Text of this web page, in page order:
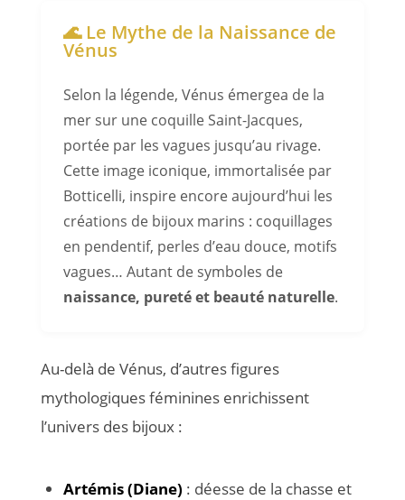
🌊 Le Mythe de la Naissance de
Vénus
Selon la légende, Vénus émergea de la
mer sur une coquille Saint-Jacques,
portée par les vagues jusqu’au rivage.
Cette image iconique, immortalisée par
Botticelli, inspire encore aujourd’hui les
créations de bijoux marins : coquillages
en pendentif, perles d’eau douce, motifs
vagues… Autant de symboles de
naissance, pureté et beauté naturelle.
Au-delà de Vénus, d’autres figures
mythologiques féminines enrichissent
l’univers des bijoux :
Artémis (Diane) : déesse de la chasse et